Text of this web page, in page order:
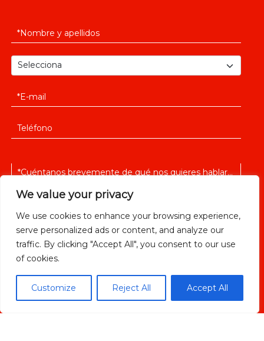
We value your privacy
We use cookies to enhance your browsing experience,
serve personalized ads or content, and analyze our
traffic. By clicking "Accept All", you consent to our use
of cookies.
Customize Reject All Accept All
He leido y acepto la política de privacidad
ENVIAR